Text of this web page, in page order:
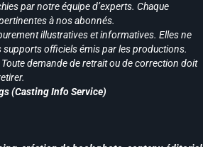
par notre équipe d’experts. Chaque
à nos abonnés.
illustratives et informatives. Elles ne
officiels émis par les productions.
demande de retrait ou de correction doit
(Casting Info Service)